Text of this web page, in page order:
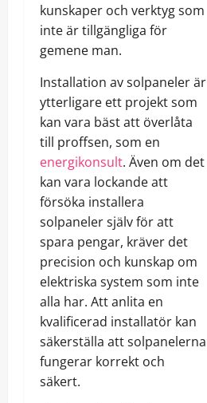
kunskaper och verktyg som
inte är tillgängliga för
gemene man.
Installation av solpaneler är
ytterligare ett projekt som
kan vara bäst att överlåta
till proffsen, som en
energikonsult. Även om det
kan vara lockande att
försöka installera
solpaneler själv för att
spara pengar, kräver det
precision och kunskap om
elektriska system som inte
alla har. Att anlita en
kvalificerad installatör kan
säkerställa att solpanelerna
fungerar korrekt och
säkert.